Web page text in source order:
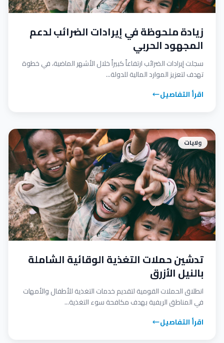
زيادة ملحوظة في إيرادات الضرائب لدعم
المجهود الحربي
سجلت إيرادات الضرائب ارتفاعاً كبيراً خلال الأشهر الماضية، في خطوة
تهدف لتعزيز الموارد المالية للدولة...
اقرأ التفاصيل
ولايات
تدشين حملات التغذية الوقائية الشاملة
بالنيل الأزرق
انطلاق الحملات القومية لتقديم خدمات التغذية للأطفال والأمهات
في المناطق الريفية بهدف مكافحة سوء التغذية...
اقرأ التفاصيل